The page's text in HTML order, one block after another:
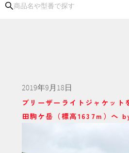
2019年9月18日
ブリーザーライトジャケット
田駒ケ岳（標高1637m）へ